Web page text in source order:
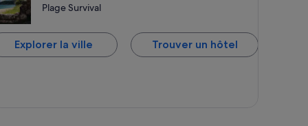
Plage Survival
Explorer la ville Trouver un hôtel